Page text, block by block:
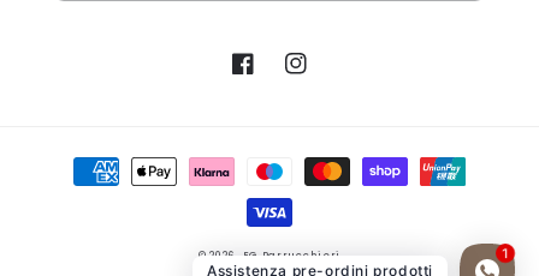
FacebookInstagram
Metodi
© 2026, EG Parrucchieri
Assistenza pre-ordini prodotti